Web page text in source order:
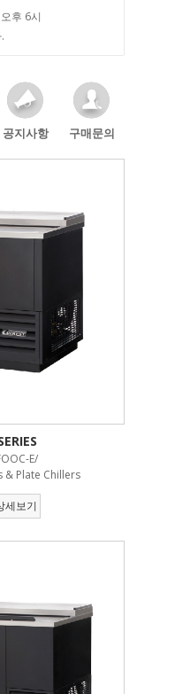
후 6시
공지사항 구매문의
E/
& Plate Chillers
세보기